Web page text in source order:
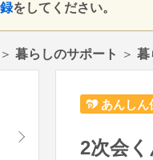
をしてください。
＞ 暮らしのサポート ＞ 暮
あんしん
2次会